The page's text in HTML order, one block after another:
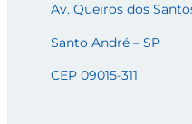
Av. Queiros dos
Santo André – SP
CEP 09015-311